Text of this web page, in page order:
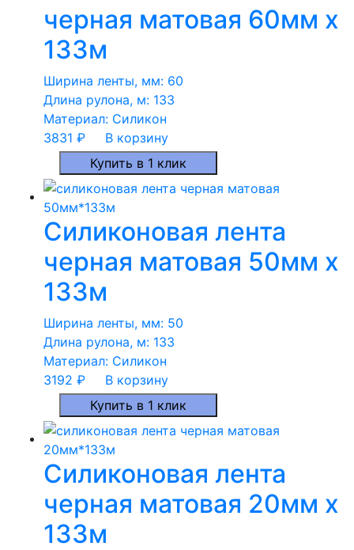
черная матовая 60мм x
133м
Ширина ленты, мм: 60
Длина рулона, м: 133
Материал: Силикон
3831 ₽
В корзину
Купить в 1 клик
Силиконовая лента
черная матовая 50мм x
133м
Ширина ленты, мм: 50
Длина рулона, м: 133
Материал: Силикон
3192 ₽
В корзину
Купить в 1 клик
Силиконовая лента
черная матовая 20мм x
133м